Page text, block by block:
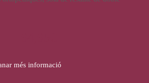
més informació